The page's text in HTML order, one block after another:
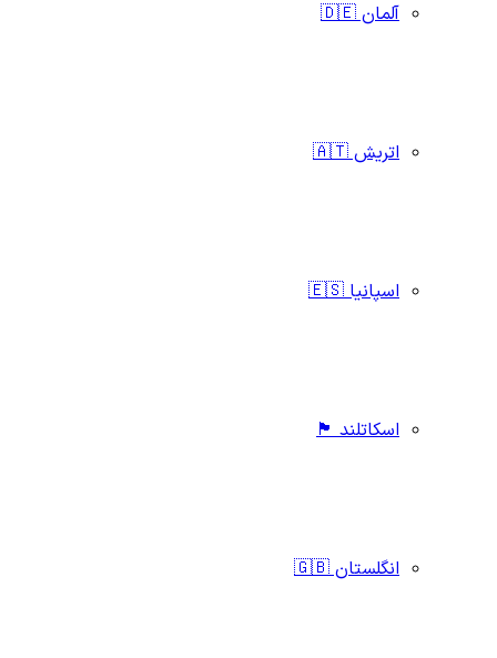
آلمان 🇩🇪
اتریش 🇦🇹
اسپانیا 🇪🇸
اسکاتلند 🏴󠁧󠁢󠁳󠁣󠁴󠁿
انگلستان 🇬🇧